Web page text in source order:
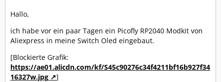
Hallo,
ich habe vor ein paar Tagen ein Picofly RP2040 Modkit von
Aliexpress in meine Switch Oled eingebaut.
[Blockierte Grafik:
https://ae01.alicdn.com/kf/S45c90276c34f4211bf16b927f34
16327w.jpg
]